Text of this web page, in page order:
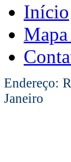
Início
Endereço:
Janeiro